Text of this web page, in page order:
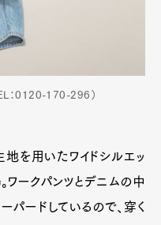
：0120-170-296）
を用いたワイドシルエッ
ワークパンツとデニムの中
パードしているので、穿く